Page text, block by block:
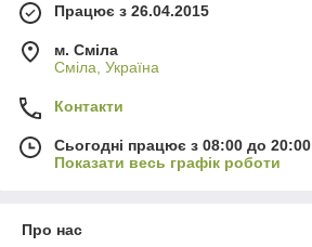
Працює з 26.04.2015
м. Сміла
Сміла, Україна
Контакти
Сьогодні працює з 08:00 до 20:00
Показати весь графік роботи
Про нас